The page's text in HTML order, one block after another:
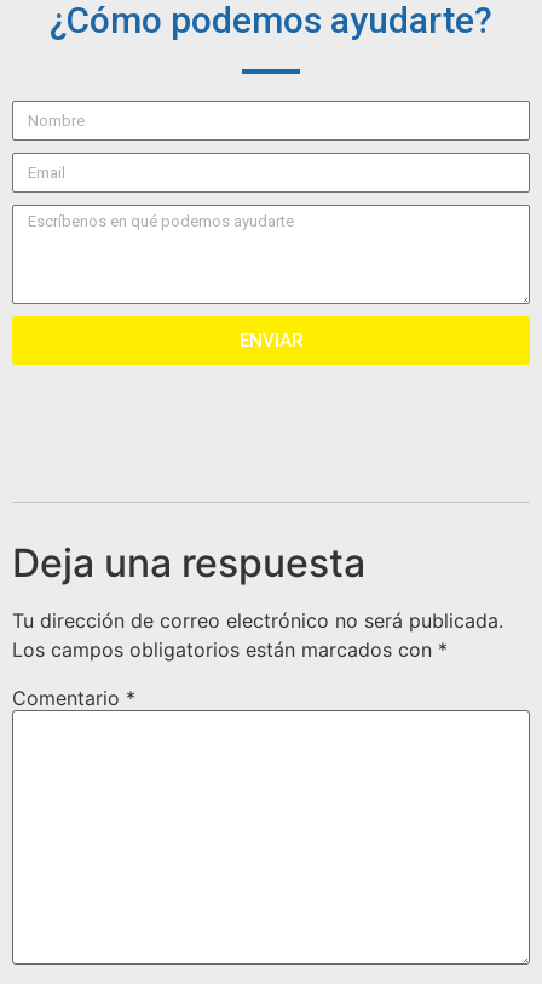
¿Cómo podemos ayudarte?
ENVIAR
Deja una respuesta
Tu dirección de correo electrónico no será publicada.
Los campos obligatorios están marcados con *
Comentario *